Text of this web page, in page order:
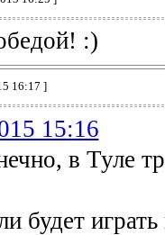
:)
16:17 ]
15:16
в Туле
будет